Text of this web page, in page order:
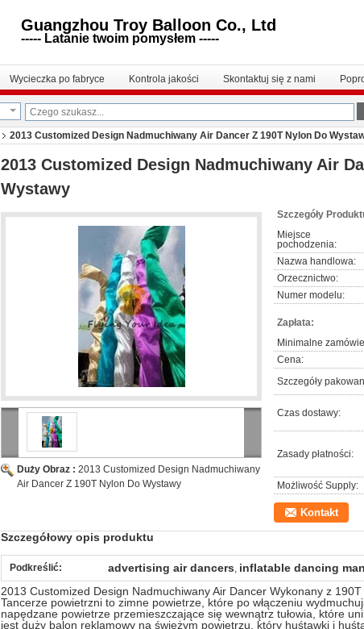
Guangzhou Troy Balloon Co., Ltd
----- Latanie twoim pomysłem -----
Wycieczka po fabryce Kontrola jakości Skontaktuj się z nami
2013 Customized Design Nadmuchiwany Air Dancer Z 190T Nylon Do
2013 Customized Design Nadmuchiwany Air
Wystawy
Duży Obraz : 2013 Customized Design Nadmuchiwany
Air Dancer Z 190T Nylon Do Wystawy
Szczegóły
Miejsce
pochodzenia:
Nazwa handlowa:
Orzecznictwo:
Numer modelu:
Zapłata:
Minimalne
Cena:
Szczegóły
Czas dostawy:
Zasady płatności:
Możliwość Supply:
Kontakt
Szczegółowy opis produktu
Podkreślić: advertising air dancers, inflatable dancing man
2013 Customized Design Nadmuchiwany Air Dancer Wykonany z 190T
Tancerze powietrzni to zimne powietrze, które po włączeniu
napędzane powietrze przemieszczające się wewnątrz tułowia, które
jest duży balon reklamowy na świeżym powietrzu, który huśtawki i